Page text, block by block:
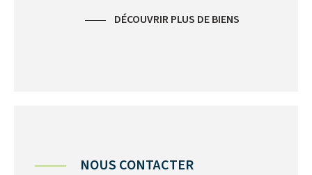
DÉCOUVRIR PLUS DE BIENS
NOUS CONTACTER